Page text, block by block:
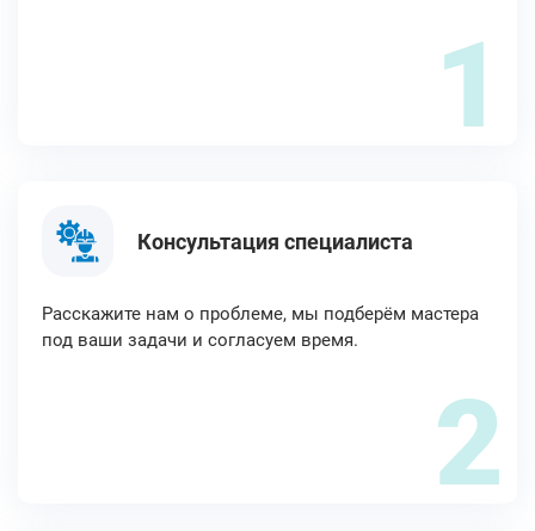
1
Консультация специалиста
Расскажите нам о проблеме, мы подберём мастера
под ваши задачи и согласуем время.
2